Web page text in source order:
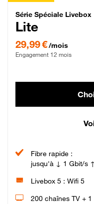
Série
Série Spéciale Livebox
Lite
29,99 €/mois
Engagement 12 mois
Fibre rapide :
jusqu'à ↓ 1 Gbit/s
Livebox 5 : Wifi 5
200 chaînes TV +